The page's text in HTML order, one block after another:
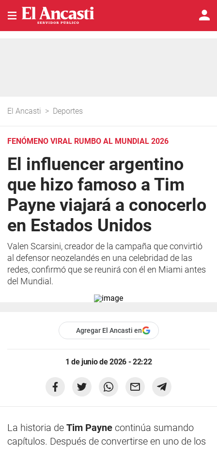
El Ancasti > Deportes
FENÓMENO VIRAL RUMBO AL MUNDIAL 2026
El influencer argentino
que hizo famoso a Tim
Payne viajará a conocerlo
en Estados Unidos
Valen Scarsini, creador de la campaña que convirtió
al defensor neozelandés en una celebridad de las
redes, confirmó que se reunirá con él en Miami antes
del Mundial.
Agregar El Ancasti en
1 de junio de 2026 - 22:22
La historia de Tim Payne continúa sumando
capítulos. Después de convertirse en uno de los